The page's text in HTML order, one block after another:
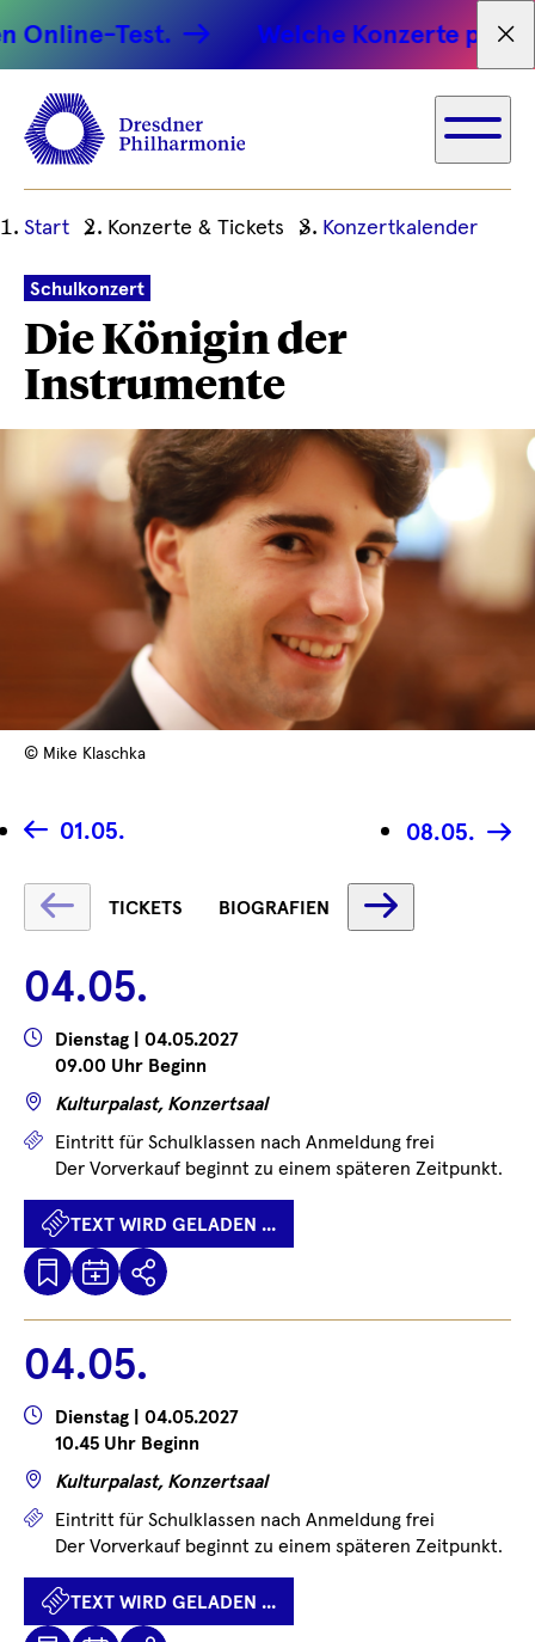
Test. Welche Konzerte passen zu
Ihre
Position
Start Konzerte & Tickets Konzertkalender
Schulkonzert
Die Königin der
Instrumente
© Mike Klaschka
01.05. 08.05.
Text
wird
geladen
...
TICKETS BIOGRAFIEN
wird
04.05.
Wann
Dienstag | 04.05.2027
09.00 Uhr Beginn
WoKulturpalast, Konzertsaal
Preise
Eintritt für Schulklassen nach Anmeldung frei
Der Vorverkauf beginnt zu einem späteren Zeitpunkt.
TEXT WIRD GELADEN ...
Text
wird
...
Kalenderdatei
Teilen
04.05.
Wann
Dienstag | 04.05.2027
10.45 Uhr Beginn
WoKulturpalast, Konzertsaal
Preise
Eintritt für Schulklassen nach Anmeldung frei
Der Vorverkauf beginnt zu einem späteren Zeitpunkt.
TEXT WIRD GELADEN ...